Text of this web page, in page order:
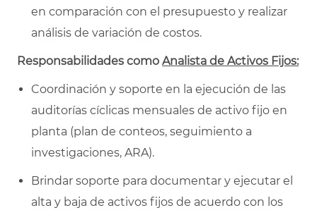
en comparación con el presupuesto y realizar
análisis de variación de costos.
Responsabilidades como Analista de Activos Fijos:
Coordinación y soporte en la ejecución de las
auditorías cíclicas mensuales de activo fijo en
planta (plan de conteos, seguimiento a
investigaciones, ARA).
Brindar soporte para documentar y ejecutar el
alta y baja de activos fijos de acuerdo con los